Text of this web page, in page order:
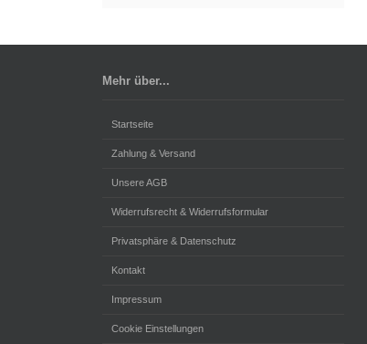
Mehr über...
Startseite
Zahlung & Versand
Unsere AGB
Widerrufsrecht & Widerrufsformular
Privatsphäre & Datenschutz
Kontakt
Impressum
Cookie Einstellungen